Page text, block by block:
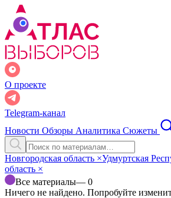
О проекте
Telegram-канал
Новости Обзоры Аналитика Сюжеты
Новгородская область ×Удмуртская
область ×
Все материалы— 0
Ничего не найдено. Попробуйте